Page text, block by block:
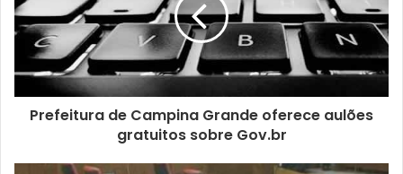
n
d
r
Prefeitura de Campina Grande oferece aulões
gratuitos sobre Gov.br